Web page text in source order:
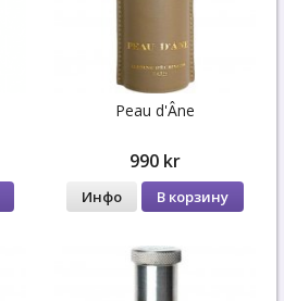
Peau d'Âne
990 kr
Инфо В корзину